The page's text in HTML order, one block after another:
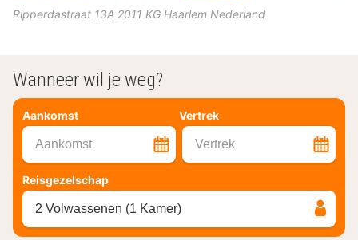
Ripperdastraat 13A 2011 KG Haarlem Nederland
Wanneer wil je weg?
Aankomst Vertrek
Aankomst Vertrek
Reisgezelschap
2 Volwassenen (1 Kamer)